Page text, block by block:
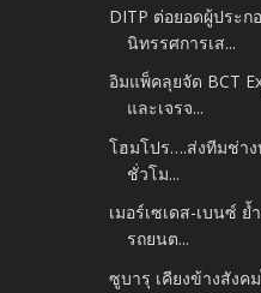
DITP ต่อยอดผู้ประ
นิทรรศการเส...
อิมแพ็คลุยจัด BCT
และเจรจ...
โฮมโปร….ส่งทีมช่า
ชั่วโม...
เมอร์เซเดส-เบนซ์
รถยนต...
ซูบารุ เคียงข้างสัง